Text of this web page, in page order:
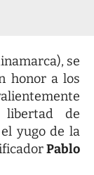
se
honor a los
de
yugo de la
Pablo